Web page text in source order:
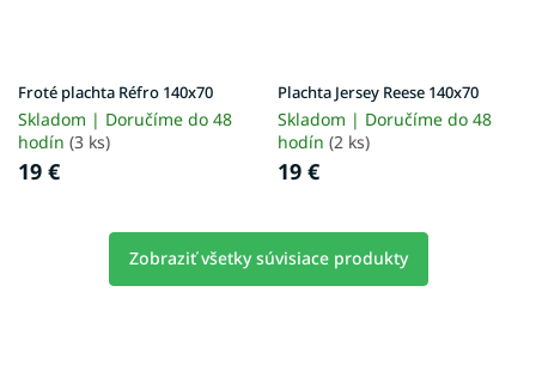
Froté plachta Réfro 140x70
Skladom | Doručíme do 48
hodín (3 ks)
19 €
Plachta Jersey Reese 140x70
Skladom | Doručíme do 48
hodín (2 ks)
19 €
Zobraziť všetky súvisiace produkty